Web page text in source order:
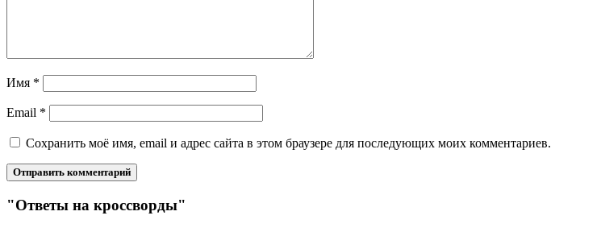
Имя *
Email *
Сохранить моё имя, email и адрес сайта в этом браузере для последующих моих комментариев.
"Ответы на кроссворды"